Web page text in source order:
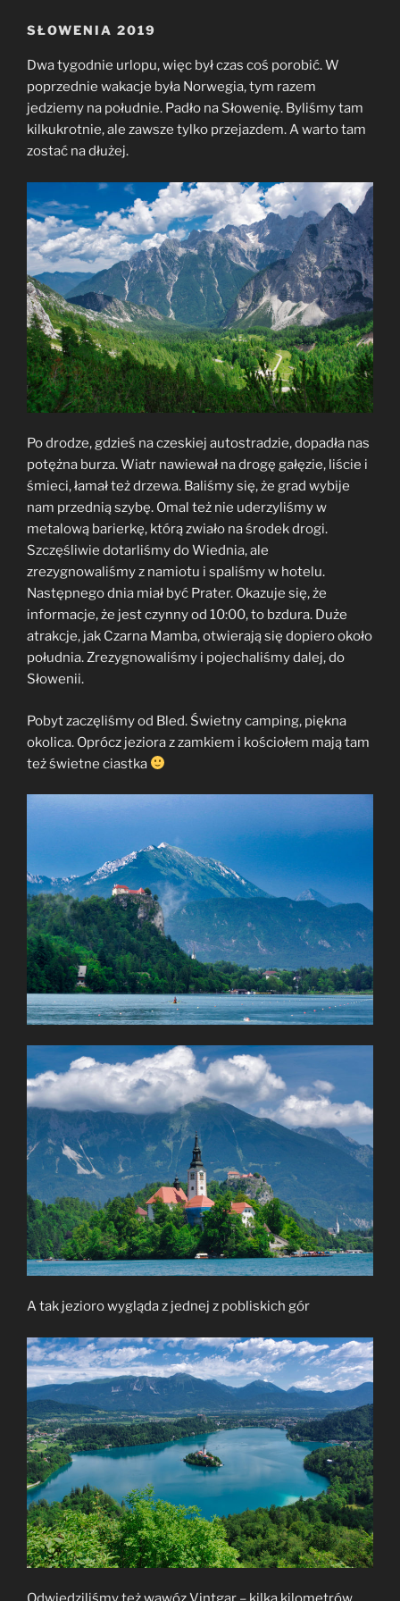
SŁOWENIA 2019
Dwa tygodnie urlopu, więc był czas coś porobić. W
poprzednie wakacje była Norwegia, tym razem
jedziemy na południe. Padło na Słowenię. Byliśmy tam
kilkukrotnie, ale zawsze tylko przejazdem. A warto tam
zostać na dłużej.
Po drodze, gdzieś na czeskiej autostradzie, dopadła nas
potężna burza. Wiatr nawiewał na drogę gałęzie, liście i
śmieci, łamał też drzewa. Baliśmy się, że grad wybije
nam przednią szybę. Omal też nie uderzyliśmy w
metalową barierkę, którą zwiało na środek drogi.
Szczęśliwie dotarliśmy do Wiednia, ale
zrezygnowaliśmy z namiotu i spaliśmy w hotelu.
Następnego dnia miał być Prater. Okazuje się, że
informacje, że jest czynny od 10:00, to bzdura. Duże
atrakcje, jak Czarna Mamba, otwierają się dopiero około
południa. Zrezygnowaliśmy i pojechaliśmy dalej, do
Słowenii.
Pobyt zaczęliśmy od Bled. Świetny camping, piękna
okolica. Oprócz jeziora z zamkiem i kościołem mają tam
też świetne ciastka
A tak jezioro wygląda z jednej z pobliskich gór